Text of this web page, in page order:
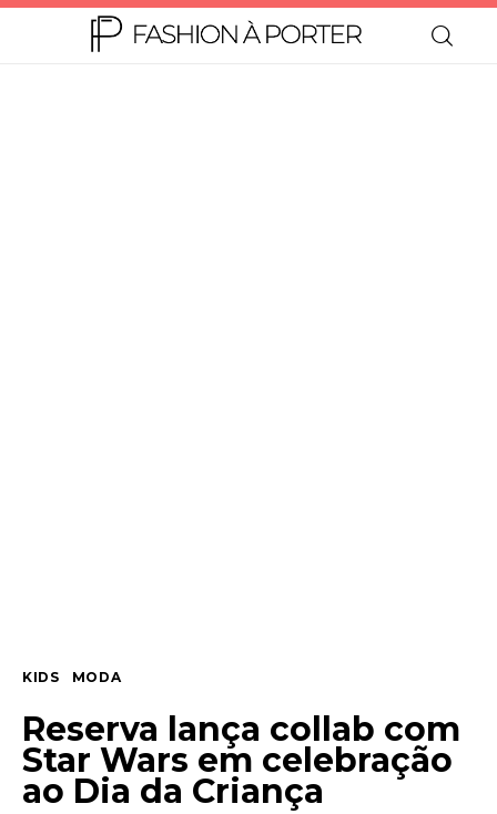
Contato
KIDS MODA
Reserva lança collab com
Star Wars em celebração
ao Dia da Criança